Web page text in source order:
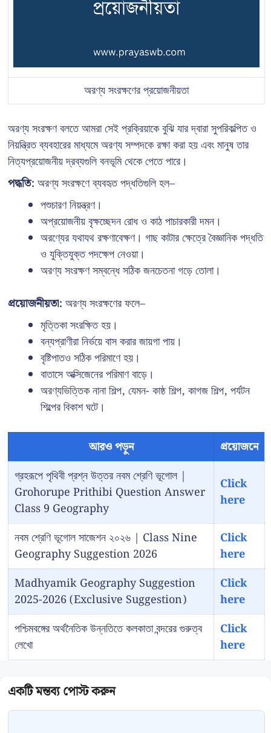
অরণ্য সংরক্ষণের প্রয়োজনীয়তা
অরণ্য সংরক্ষণ বলতে আমরা সেই প্রক্রিয়াকে বুঝি যার দ্বারা সুপরিকল্পিত ও
নিয়ন্ত্রিত ব্যবহারের মাধ্যমে অরণ্য সম্পদকে রক্ষা করা হয় এবং মানুষ তার
নিত্যপ্রয়োজনীয় দ্রব্যগুলি বনভূমি থেকে পেতে পারে।
পদ্ধতি: অরণ্য সংরক্ষণে ব্যবহৃত পদ্ধতিগুলি হল–
পশুচারণ নিয়ন্ত্রণ।
অপ্রয়োজনীয় বৃক্ষচ্ছেদন রোধ ও কাঠ পাচারকারী দমন।
অরণ্যের যথাযথ রক্ষণাবেক্ষণ। গাছ কাটার ক্ষেত্রে বৈজ্ঞানিক পদ্ধতি
ও যুক্তিযুক্ত পদক্ষেপ নেওয়া।
অরণ্য সংরক্ষণ সম্বন্ধে সঠিক জনচেতনা গড়ে তোলা।
প্রয়োজনীয়তা: অরণ্য সংরক্ষণের ফলে–
মৃত্তিকা সংরক্ষিত হয়।
বন্যপ্রাণীরা নির্ভয়ে বাস করার জায়গা পায়।
বৃষ্টিপাতও সঠিক পরিমাণে হয়।
বাতাসে অক্সিজেনের পরিমাণ বাড়ে।
অরণ্যভিত্তিক নানা শিল্প, যেমন- কাষ্ঠ শিল্প, কাগজ শিল্প, পর্যটন
শিল্পের বিকাশ ঘটে।
আরও পড়ুন
প্রয়োজনে
গ্রহরূপে পৃথিবী প্রশ্ন উত্তর নবম শ্রেণি ভূগোল |
Grohorupe Prithibi Question Answer
Class 9 Geography
Click
here
নবম শ্রেণি ভূগোল সাজেশন ২০২৬ | Class Nine
Geography Suggestion 2026
Click
here
Madhyamik Geography Suggestion
2025-2026 (Exclusive Suggestion)
Click
here
পশ্চিমবঙ্গের অর্থনৈতিক উন্নতিতে কলকাতা বন্দরের গুরুত্ব
লেখো
Click
here
Comment